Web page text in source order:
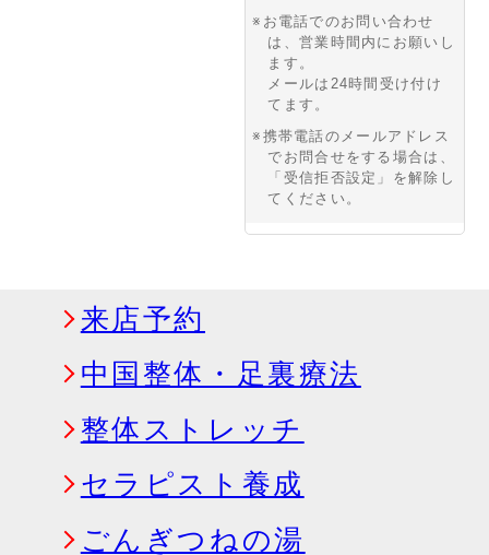
※お電話でのお問い合わせ
は、営業時間内にお願いし
ます。
メールは24時間受け付け
てます。
※携帯電話のメールアドレス
でお問合せをする場合は、
「受信拒否設定」を解除し
てください。
来店予約
中国整体・足裏療法
整体ストレッチ
セラピスト養成
ごんぎつねの湯